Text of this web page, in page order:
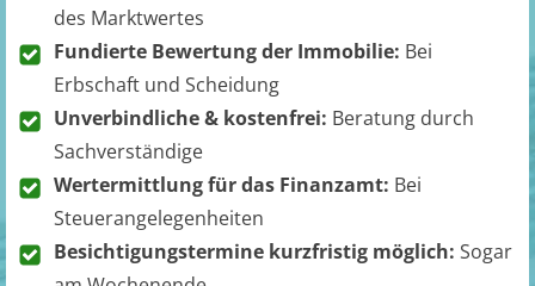
des Marktwertes
Fundierte Bewertung der Immobilie: Bei
Erbschaft und Scheidung
Unverbindliche & kostenfrei: Beratung durch
Sachverständige
Wertermittlung für das Finanzamt: Bei
Steuerangelegenheiten
Besichtigungstermine kurzfristig möglich: Sogar